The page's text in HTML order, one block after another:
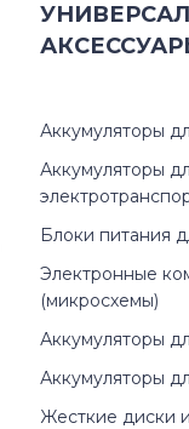
Аккумуляторы
Аккумуляторы
Блоки питания
Электронные
(микросхемы)
Аккумуляторы
Аккумуляторы
Жесткие диски